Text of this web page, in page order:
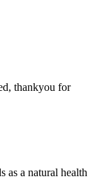
thankyou for
as a natural health